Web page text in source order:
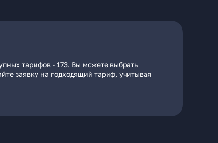
тарифов - 173. Вы можете выбрать
заявку на подходящий тариф, учитывая